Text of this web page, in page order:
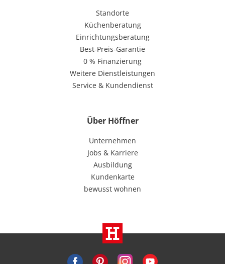
Standorte
Küchenberatung
Einrichtungsberatung
Best-Preis-Garantie
0 % Finanzierung
Weitere Dienstleistungen
Service & Kundendienst
Über Höffner
Unternehmen
Jobs & Karriere
Ausbildung
Kundenkarte
bewusst wohnen